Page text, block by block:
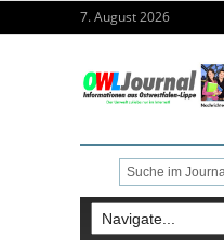
7. August 2026